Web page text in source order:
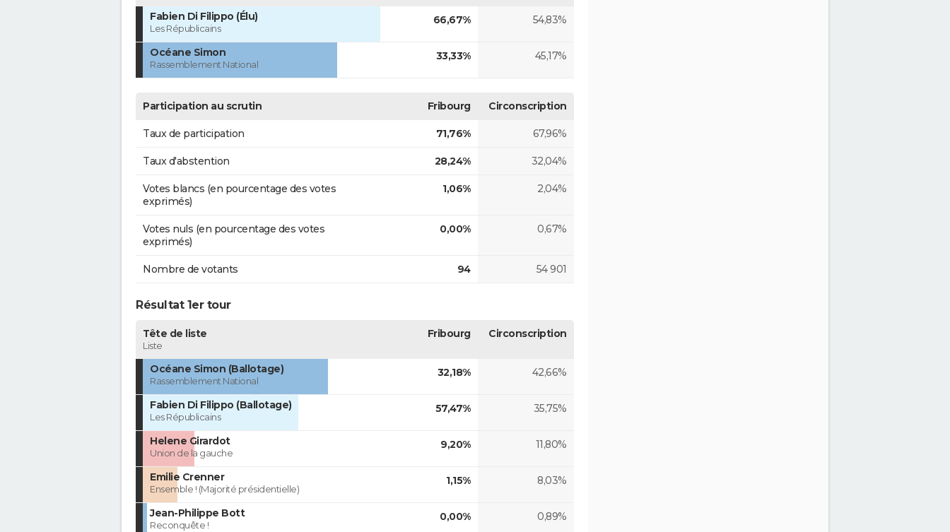
Fabien Di Filippo (Élu)
Les Républicains
66,67% 54,83%
Océane Simon
Rassemblement National
33,33% 45,17%
Participation au scrutin Fribourg Circonscription
Taux de participation 71,76% 67,96%
Taux d'abstention 28,24% 32,04%
Votes blancs (en pourcentage des votes
exprimés)
1,06% 2,04%
Votes nuls (en pourcentage des votes
exprimés)
0,00% 0,67%
Nombre de votants 94 54 901
Résultat 1er tour
Tête de liste
Liste
Fribourg Circonscription
Océane Simon (Ballotage)
Rassemblement National
32,18% 42,66%
Fabien Di Filippo (Ballotage)
Les Républicains
57,47% 35,75%
Helene Girardot
Union de la gauche
9,20% 11,80%
Emilie Crenner
Ensemble ! (Majorité présidentielle)
1,15% 8,03%
Jean-Philippe Bott
Reconquête !
0,00% 0,89%